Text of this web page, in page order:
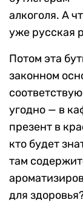
алкоголя. А
уже русская
Потом эта
законном
угодно — в
презент в
кто будет
там
для